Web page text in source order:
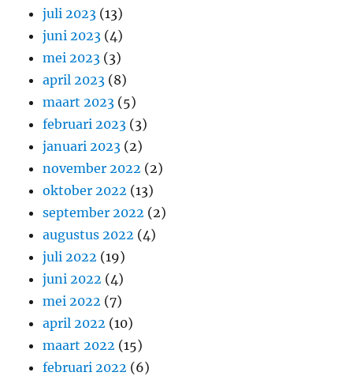
juli 2023 (13)
juni 2023 (4)
mei 2023 (3)
april 2023 (8)
maart 2023 (5)
februari 2023 (3)
januari 2023 (2)
november 2022 (2)
oktober 2022 (13)
september 2022 (2)
augustus 2022 (4)
juli 2022 (19)
juni 2022 (4)
mei 2022 (7)
april 2022 (10)
maart 2022 (15)
februari 2022 (6)